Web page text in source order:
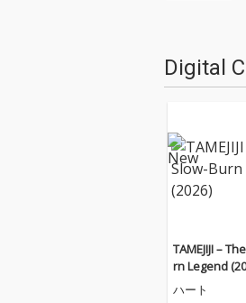
Digital
TAMEJIJI –
rn Legend
ハート